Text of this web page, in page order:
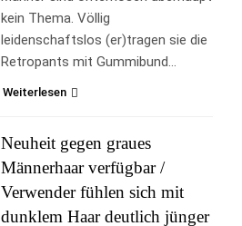
kein Thema. Völlig
leidenschaftslos (er)tragen sie die
Retropants mit Gummibund…
Weiterlesen
Neuheit gegen graues
Männerhaar verfügbar /
Verwender fühlen sich mit
dunklem Haar deutlich jünger